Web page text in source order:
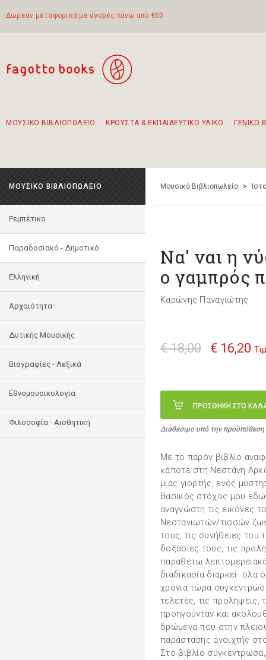
Δωρεάν μεταφορικά με αγορές πάνω από €60
ΜΟΥΣΙΚΟ ΒΙΒΛΙΟΠΩΛΕΙΟ ΚΡΟΥΣΤΑ & ΕΚΠΑΙΔΕΥΤΙΚΟ ΥΛΙΚΟ ΓΕΝΙΚΟ
ΜΟΥΣΙΚΟ ΒΙΒΛΙΟΠΩΛΕΙΟ
Ρεμπέτικο
Παραδοσιακό - Δημοτικό
Ελληνική
Αρχαιότητα
Δυτικής Μουσικής
Βιογραφίες - Λεξικά
Εθνομουσικολογία
Φιλοσοφία - Αισθητική
Μουσικό Βιβλιοπωλείο >
Να' ναι η
ο γαμπρός
Καρώνης Παναγιώτης
€ 18,00 € 16,20
ΠΡΟΣΘΗΚΗ ΣΤΟ
Διαθέσιμο υπό την
Με το παρόν βιβλίο
κάποτε στη Νεστάνη
μιας γιορτής, ενός
Βασικός στόχος μου
αναγνώστη τις εικόνες
Νεστανιωτών/τισσών
τους, τις συνήθειες του
δοξασίες τους, τις
παραθέτω
διαδικασία διαρκεί·
χρόνια τώρα
τελετές, τις προλήψεις,
προηγούνταν και
δρώμενα που στην
παράστασης ανοιχτής
Στο βιβλίο